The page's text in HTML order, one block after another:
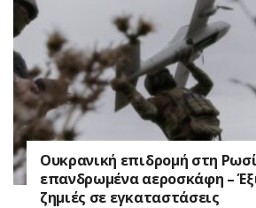
Ουκρανική επιδρομή στη
επανδρωμένα αεροσκάφη –
ζημιές σε εγκαταστάσεις